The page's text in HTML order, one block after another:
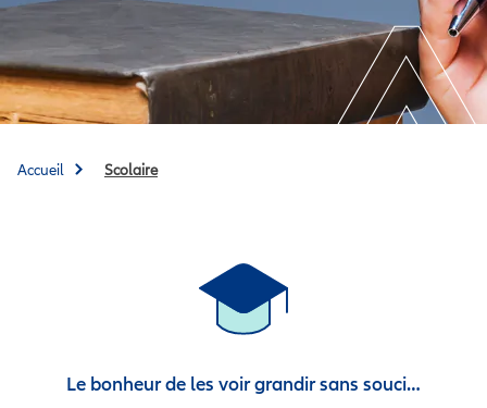
Accueil Scolaire
Le bonheur de les voir grandir sans souci…